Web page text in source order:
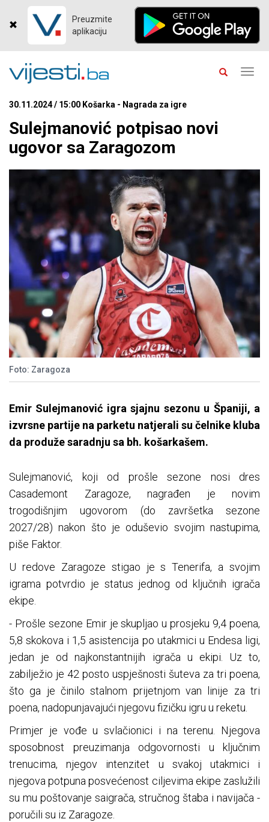
Preuzmite
aplikaciju
30.11.2024 / 15:00 Košarka - Nagrada za igre
Sulejmanović potpisao novi
ugovor sa Zaragozom
Foto: Zaragoza
Emir Sulejmanović igra sjajnu sezonu u Španiji, a
izvrsne partije na parketu natjerali su čelnike kluba
da produže saradnju sa bh. košarkašem.
Sulejmanović, koji od prošle sezone nosi dres
Casademont Zaragoze, nagrađen je novim
trogodišnjim ugovorom (do završetka sezone
2027/28) nakon što je oduševio svojim nastupima,
piše Faktor.
U redove Zaragoze stigao je s Tenerifa, a svojim
igrama potvrdio je status jednog od ključnih igrača
ekipe.
- Prošle sezone Emir je skupljao u prosjeku 9,4 poena,
5,8 skokova i 1,5 asistencija po utakmici u Endesa ligi,
jedan je od najkonstantnijih igrača u ekipi. Uz to,
zabilježio je 42 posto uspješnosti šuteva za tri poena,
što ga je činilo stalnom prijetnjom van linije za tri
poena, nadopunjavajući njegovu fizičku igru ​​u reketu.
Primjer je vođe u svlačionici i na terenu. Njegova
sposobnost preuzimanja odgovornosti u ključnim
trenucima, njegov intenzitet u svakoj utakmici i
njegova potpuna posvećenost ciljevima ekipe zaslužili
su mu poštovanje saigrača, stručnog štaba i navijača -
poručili su iz Zaragoze.